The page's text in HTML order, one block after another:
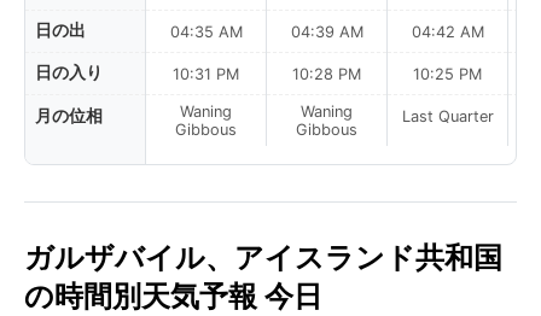
日の出
日の入り
月の位相
04:35 AM
10:31 PM
Waning
Gibbous
04:39 AM
10:28 PM
Waning
Gibbous
04:42 AM
10:25 PM
Last Quarter
ガルザバイル、アイスランド共和国
の時間別天気予報 今日